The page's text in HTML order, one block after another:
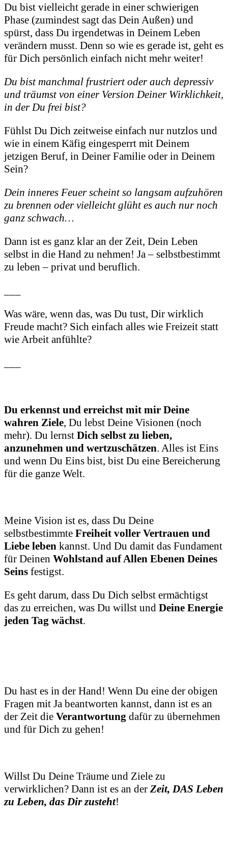
Du bist vielleicht gerade in einer schwierigen
Phase (zumindest sagt das Dein Außen) und
spürst, dass Du irgendetwas in Deinem Leben
verändern musst. Denn so wie es gerade ist, geht es
für Dich persönlich einfach nicht mehr weiter!
Du bist manchmal frustriert oder auch depressiv
und träumst von einer Version Deiner Wirklichkeit,
in der Du frei bist?
Fühlst Du Dich zeitweise einfach nur nutzlos und
wie in einem Käfig eingesperrt mit Deinem
jetzigen Beruf, in Deiner Familie oder in Deinem
Sein?
Dein inneres Feuer scheint so langsam aufzuhören
zu brennen oder vielleicht glüht es auch nur noch
ganz schwach…
Dann ist es ganz klar an der Zeit, Dein Leben
selbst in die Hand zu nehmen! Ja – selbstbestimmt
zu leben – privat und beruflich.
Was wäre, wenn das, was Du tust, Dir wirklich
Freude macht? Sich einfach alles wie Freizeit statt
wie Arbeit anfühlte?
Du erkennst und erreichst mit mir Deine
wahren Ziele, Du lebst Deine Visionen (noch
mehr). Du lernst Dich selbst zu lieben,
anzunehmen und wertzuschätzen. Alles ist Eins
und wenn Du Eins bist, bist Du eine Bereicherung
für die ganze Welt.
Meine Vision ist es, dass Du Deine
selbstbestimmte Freiheit voller Vertrauen und
Liebe leben kannst. Und Du damit das Fundament
für Deinen Wohlstand auf Allen Ebenen Deines
Seins festigst.
Es geht darum, dass Du Dich selbst ermächtigst
das zu erreichen, was Du willst und Deine Energie
jeden Tag wächst.
Du hast es in der Hand! Wenn Du eine der obigen
Fragen mit Ja beantworten kannst, dann ist es an
der Zeit die Verantwortung dafür zu übernehmen
und für Dich zu gehen!
Willst Du Deine Träume und Ziele zu
verwirklichen? Dann ist es an der Zeit, DAS Leben
zu Leben, das Dir zusteht!